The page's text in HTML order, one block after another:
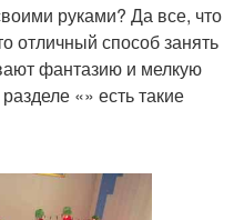
руками? Да все, что
отличный способ занять
фантазию и мелкую
«» есть такие